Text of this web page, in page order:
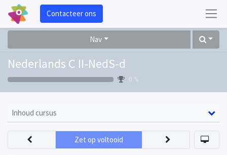
Contacteer ons
Nav
Nederlands C II-NedS-d
0 %
Inhoud cursus
Zet op voltooid